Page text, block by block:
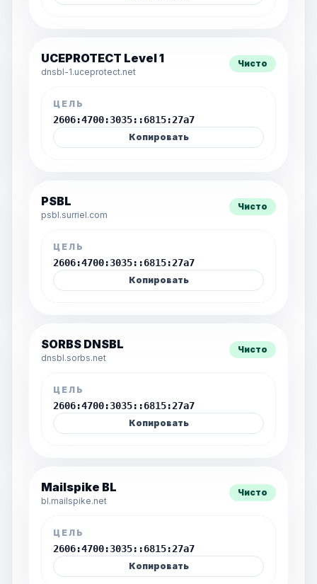
UCEPROTECT Level 1
dnsbl-1.uceprotect.net
Чисто
ЦЕЛЬ
2606:4700:3035::6815:27a7
Копировать
PSBL
psbl.surriel.com
Чисто
ЦЕЛЬ
2606:4700:3035::6815:27a7
Копировать
SORBS DNSBL
dnsbl.sorbs.net
Чисто
ЦЕЛЬ
2606:4700:3035::6815:27a7
Копировать
Mailspike BL
bl.mailspike.net
Чисто
ЦЕЛЬ
2606:4700:3035::6815:27a7
Копировать